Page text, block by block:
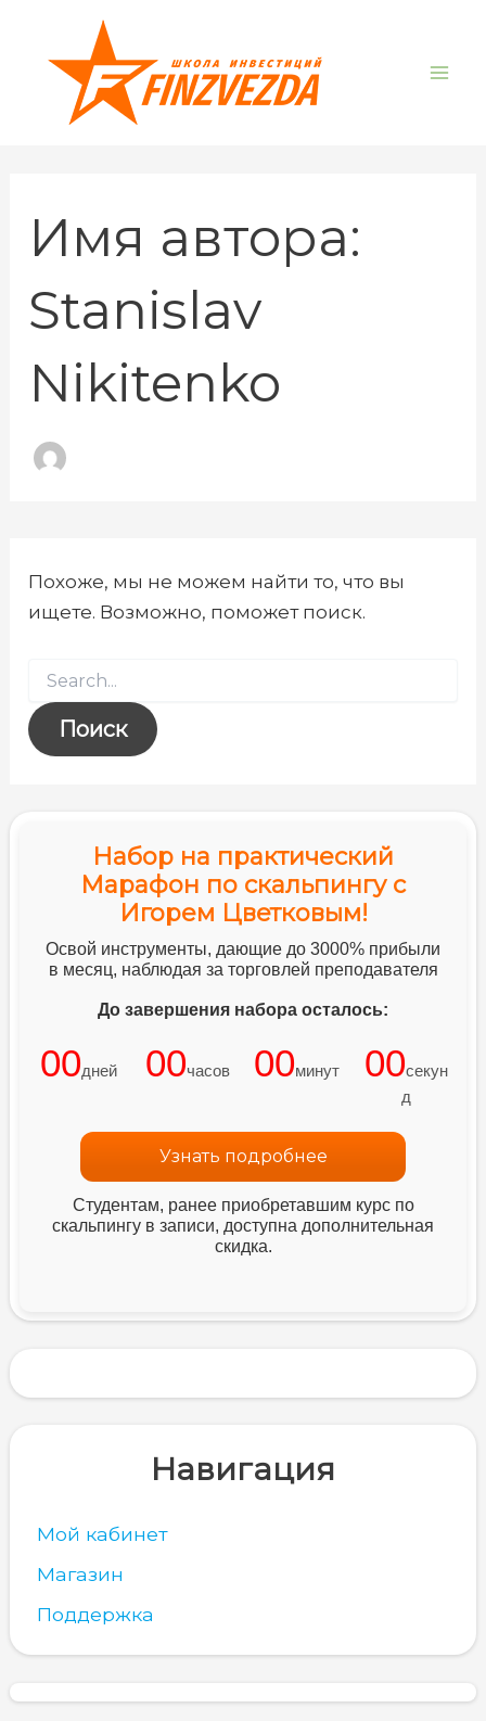
содержимому
Набор на практический
Марафон по скальпингу с
Игорем Цветковым!
Освой инструменты, дающие до 3000% прибыли
в месяц, наблюдая за торговлей преподавателя
До завершения набора осталось:
00дней 00часов 00минут 00секун
д
Узнать подробнее
Студентам, ранее приобретавшим курс по
скальпингу в записи, доступна дополнительная
скидка.
Навигация
Мой кабинет
Магазин
Поддержка
Имя автора:
Stanislav
Nikitenko
Похоже, мы не можем найти то, что вы
ищете. Возможно, поможет поиск.